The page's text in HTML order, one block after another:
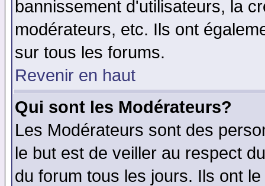
bannissement d'utilisateurs, la
modérateurs, etc. Ils ont
sur tous les forums.
Revenir en haut
Qui sont les Modérateurs?
Les Modérateurs sont des
le but est de veiller au respect
du forum tous les jours. Ils ont